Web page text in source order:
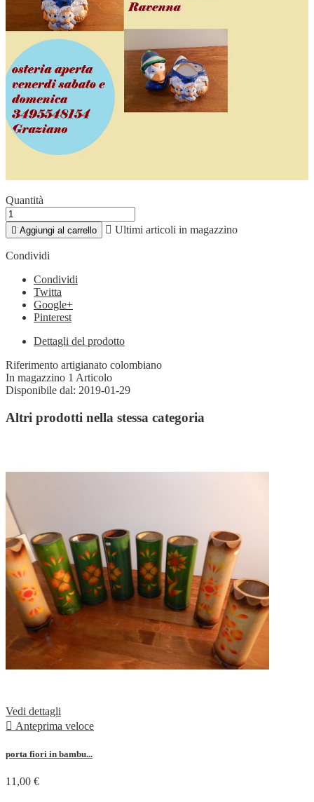
Quantità
 Aggiungi al carrello  Ultimi articoli in magazzino
Condividi
Condividi
Twitta
Google+
Pinterest
Dettagli del prodotto
Riferimento artigianato colombiano
In magazzino 1 Articolo
Disponibile dal: 2019-01-29
Altri prodotti nella stessa categoria
Vedi dettagli
 Anteprima veloce
porta fiori in bambu...
11,00 €